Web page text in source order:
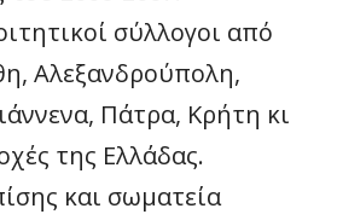
σύλλογοι από
Αλεξανδρούπολη,
Πάτρα, Κρήτη κι
της Ελλάδας.
και σωματεία